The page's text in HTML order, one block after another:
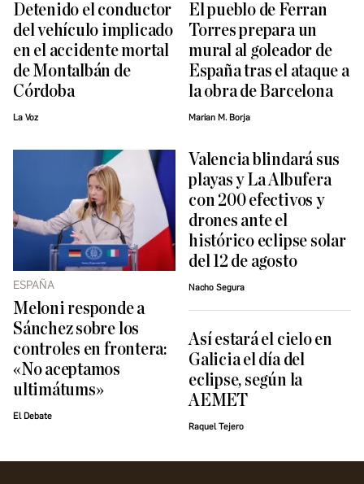
Detenido el conductor
del vehículo implicado
en el accidente mortal
de Montalbán de
Córdoba
La Voz
El pueblo de Ferran
Torres prepara un
mural al goleador de
España tras el ataque a
la obra de Barcelona
Marian M. Borja
ESPAÑA
Meloni responde a
Sánchez sobre los
controles en frontera:
«No aceptamos
ultimátums»
El Debate
Valencia blindará sus
playas y La Albufera
con 200 efectivos y
drones ante el
histórico eclipse solar
del 12 de agosto
Nacho Segura
Así estará el cielo en
Galicia el día del
eclipse, según la
AEMET
Raquel Tejero